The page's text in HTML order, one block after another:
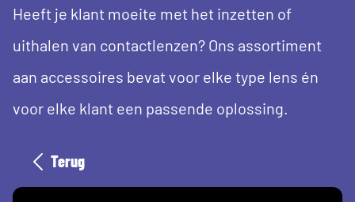
Heeft je klant moeite met het inzetten of
uithalen van contactlenzen? Ons assortiment
aan accessoires bevat voor elke type lens én
voor elke klant een passende oplossing.
Terug